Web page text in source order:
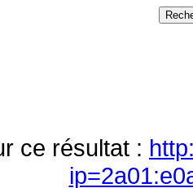
ce résultat :